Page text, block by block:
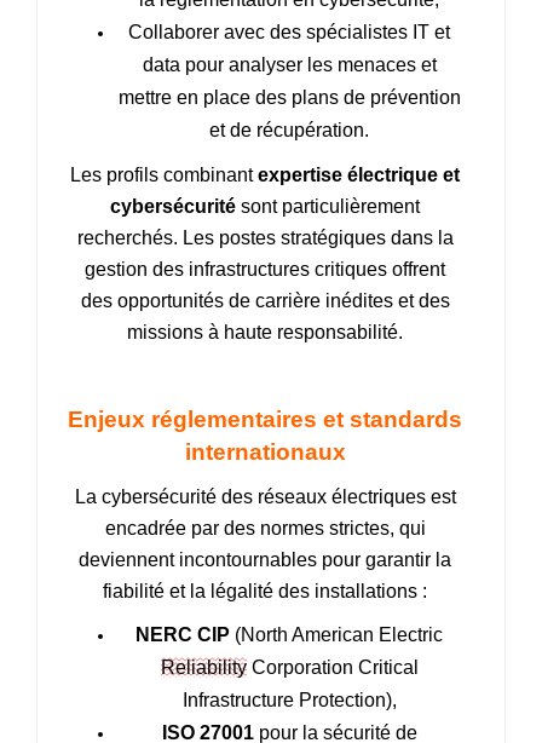
Collaborer avec des spécialistes IT et
data pour analyser les menaces et
mettre en place des plans de prévention
et de récupération.
Les profils combinantexpertise électrique et
cybersécurité sont particulièrement
recherchés. Les postes stratégiques dans la
gestion des infrastructures critiques offrent
des opportunités de carrière inédites et des
missions à haute responsabilité.
Enjeux réglementaires et standards
internationaux
La cybersécurité des réseaux électriques est
encadrée par des normes strictes, qui
deviennent incontournables pour garantir la
fiabilité et la légalité des installations :
NERC CIP (North American Electric
ReliabilityCorporation Critical
Infrastructure Protection),
ISO 27001pour la sécurité de